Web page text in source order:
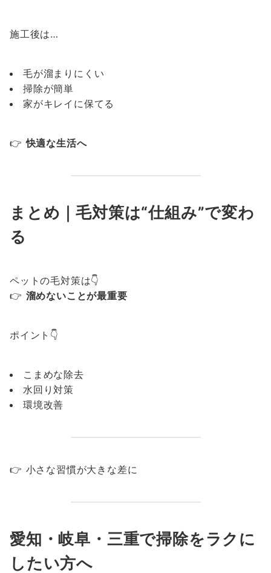
施工後は…
毛が溜まりにくい
掃除が簡単
家がキレイに保てる
👉快適な生活へ
まとめ｜毛対策は“仕組み”で変わ
る
ペットの毛対策は👇
👉 溜めないことが最重要
ポイント👇
こまめな除去
水回り対策
環境改善
👉 小さな習慣が大きな差に
愛知・岐阜・三重で掃除をラクに
したい方へ